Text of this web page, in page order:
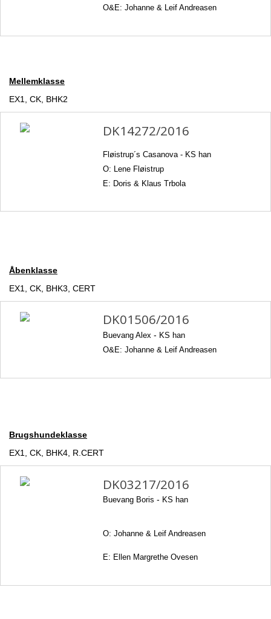
O&E: Johanne & Leif Andreasen
Mellemklasse
EX1, CK, BHK2
DK14272/2016
Fløistrup´s Casanova - KS han
O: Lene Fløistrup
E: Doris & Klaus Trbola
Åbenklasse
EX1, CK, BHK3, CERT
DK01506/2016
Buevang Alex - KS han
O&E: Johanne & Leif Andreasen
Brugshundeklasse
EX1, CK, BHK4, R.CERT
DK03217/2016
Buevang Boris - KS han
O: Johanne & Leif Andreasen
E: Ellen Margrethe Ovesen